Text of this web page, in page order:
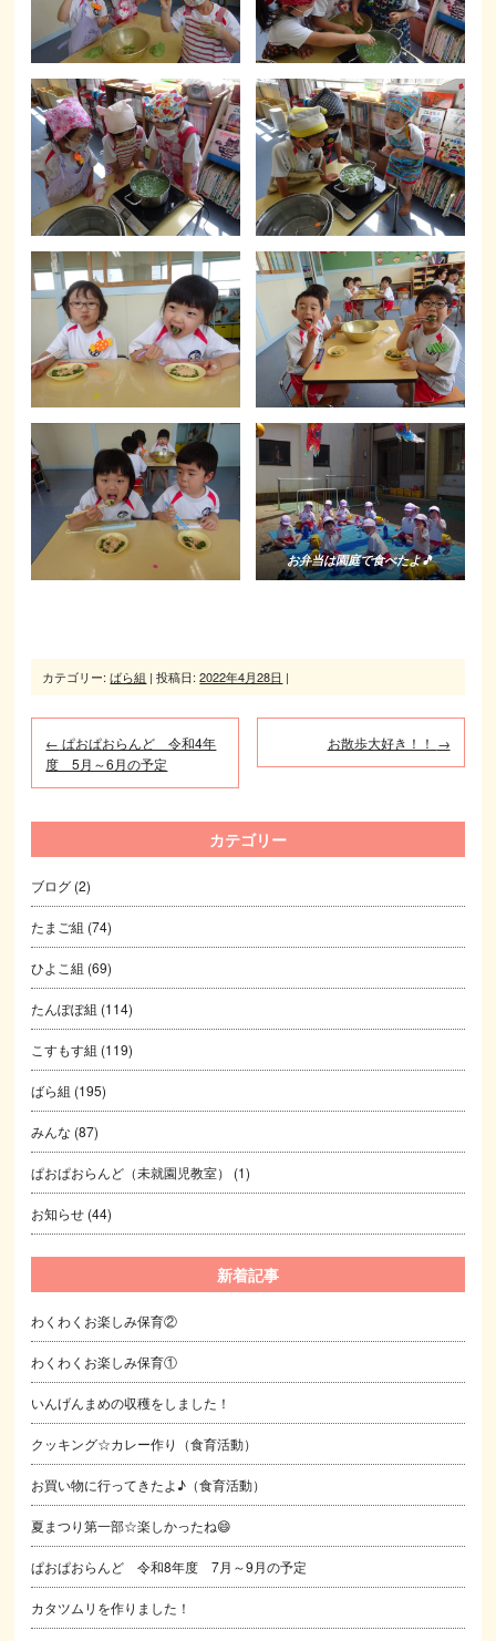
お弁当は園庭で食べたよ🎵
カテゴリー:ばら組 | 投稿日:2022年4月28日 |
← ぱおぱおらんど 令和4年
度 5月～6月の予定
お散歩大好き！！ →
カテゴリー
ブログ (2)
たまご組 (74)
ひよこ組 (69)
たんぽぽ組 (114)
こすもす組 (119)
ばら組 (195)
みんな (87)
ぱおぱおらんど（未就園児教室） (1)
お知らせ (44)
新着記事
わくわくお楽しみ保育②
わくわくお楽しみ保育①
いんげんまめの収穫をしました！
クッキング☆カレー作り（食育活動）
お買い物に行ってきたよ♪（食育活動）
夏まつり第一部☆楽しかったね😄
ぱおぱおらんど 令和8年度 7月～9月の予定
カタツムリを作りました！